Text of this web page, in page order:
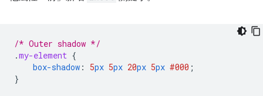
/* Outer shadow */
.my-element {
box-shadow : 5px 5px 20px 5px #000 ;
}